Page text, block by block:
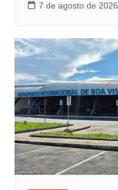
7 de agosto de 2026